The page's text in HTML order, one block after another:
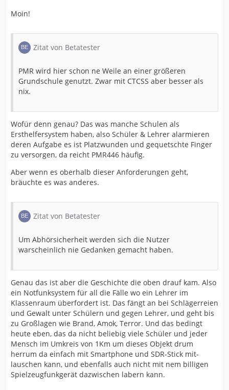
Moin!
Zitat von Betatester
PMR wird hier schon ne Weile an einer größeren
Grundschule genutzt. Zwar mit CTCSS aber besser als
nix.
Wofür denn genau? Das was manche Schulen als
Ersthelfersystem haben, also Schüler & Lehrer alarmieren
deren Aufgabe es ist Platzwunden und gequetschte Finger
zu versorgen, da reicht PMR446 häufig.
Aber wenn es oberhalb dieser Anforderungen geht,
bräuchte es was anderes.
Zitat von Betatester
Um Abhörsicherheit werden sich die Nutzer
warscheinlich nie Gedanken gemacht haben.
Genau das ist aber die Geschichte die oben drauf kam. Also
ein Notfunksystem für all die Fälle wo ein Lehrer im
Klassenraum überfordert ist. Das fängt an bei Schlägerreien
und Gewalt unter Schülern und gegen Lehrer, und geht bis
zu Großlagen wie Brand, Amok, Terror. Und das bedingt
heute eben, das da nicht beliebig viele Schüler und jeder
Mensch im Umkreis von 1Km um dieses Objekt drum
herrum da einfach mit Smartphone und SDR-Stick mit-
lauschen kann, und ebenfalls auch nicht mit nem billigen
Spielzeugfunkgerät dazwischen labern kann.